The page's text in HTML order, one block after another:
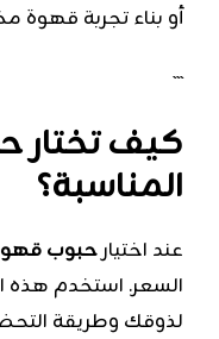
أو بناء تجربة قهوة
كيف تختار
المناسبة؟
عند اختيارحبوب قهوة
السعر. استخدم هذه
لذوقك وطريقة التحضير